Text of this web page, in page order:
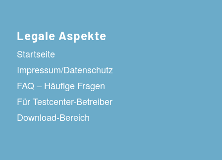
Legale Aspekte
Startseite
Impressum/Datenschutz
FAQ – Häufige Fragen
Für Testcenter-Betreiber
Download-Bereich